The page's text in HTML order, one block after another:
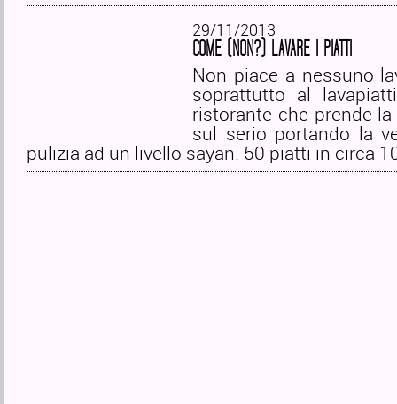
29/11/2013
COME (NON?) LAVARE I PIATTI
Non piace a nessuno
soprattutto al
ristorante che prende
sul serio portando la
pulizia ad un livello sayan. 50 piatti in circa